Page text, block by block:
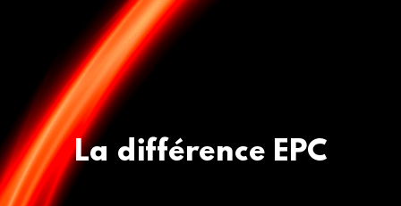
La différence EPC